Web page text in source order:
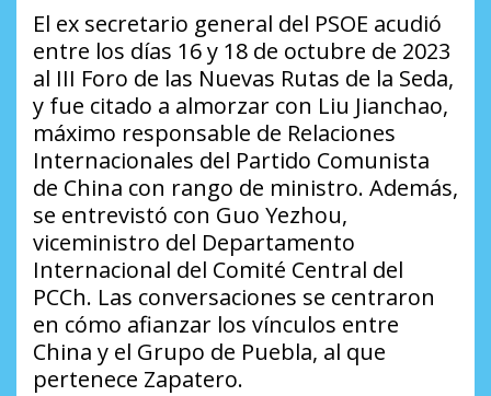
El ex secretario general del PSOE acudió
entre los días 16 y 18 de octubre de 2023
al III Foro de las Nuevas Rutas de la Seda,
y fue citado a almorzar con Liu Jianchao,
máximo responsable de Relaciones
Internacionales del Partido Comunista
de China con rango de ministro. Además,
se entrevistó con Guo Yezhou,
viceministro del Departamento
Internacional del Comité Central del
PCCh. Las conversaciones se centraron
en cómo afianzar los vínculos entre
China y el Grupo de Puebla, al que
pertenece Zapatero.